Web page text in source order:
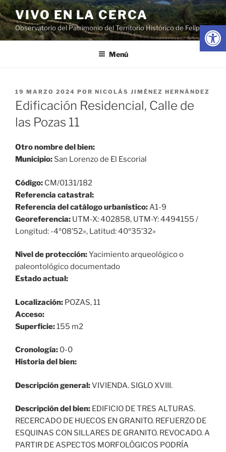
Abrir
Saltar
al
contenido
VIVO EN LA CERCA
Observatorio del Patrimonio del Territorio Histórico de Felipe II
Menú
PUBLICADO
EL
19 MARZO 2024 POR NICOLÁS JIMÉNEZ HERNÁNDEZ
Edificación Residencial, Calle de
las Pozas 11
Otro nombre del bien:
Municipio: San Lorenzo de El Escorial
Código: CM/0131/182
Referencia catastral:
Referencia del catálogo urbanístico:A1-9
Georeferencia: UTM-X: 402858, UTM-Y: 4494155 /
Longitud: -4º08’52», Latitud: 40º35’32»
Nivel de protección:Yacimiento arqueológico o
paleontológico documentado
Estado actual:
Localización: POZAS, 11
Acceso:
Superficie:155 m2
Cronología: 0-0
Historia del bien:
Descripción general:VIVIENDA. SIGLO XVIII.
Descripción del bien: EDIFICIO DE TRES ALTURAS.
RECERCADO DE HUECOS EN GRANITO. REFUERZO DE
ESQUINAS CON SILLARES DE GRANITO. REVOCADO. A
PARTIR DE ASPECTOS MORFOLÓGICOS PODRÍA